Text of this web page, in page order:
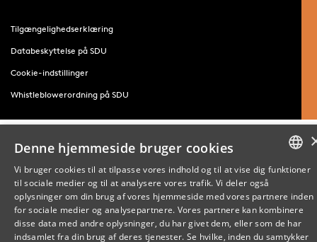
Tilgængelighedserklæring
Databeskyttelse på SDU
Cookie-indstillinger
Whistleblowerordning på SDU
ENGLISH
Denne hjemmeside bruger cookies
Vi bruger cookies til at tilpasse vores indhold og til at vise dig funktioner
til sociale medier og til at analysere vores trafik. Vi deler også
oplysninger om din brug af vores hjemmeside med vores partnere inden
for sociale medier og analysepartnere. Vores partnere kan kombinere
disse data med andre oplysninger, du har givet dem, eller som de har
indsamlet fra din brug af deres tjenester. Se hvilke, inden du samtykker